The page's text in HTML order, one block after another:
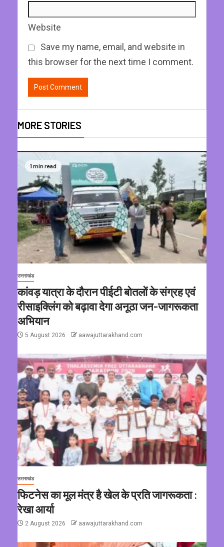
Website
Save my name, email, and website in
this browser for the next time I comment.
MORE STORIES
1 min read
उत्तराखंड
कांवड़ यात्रा के दौरान पीईटी बोतलों के संग्रह एवं
रीसाइक्लिंग को बढ़ावा देगा अनूठा जन-जागरूकता
अभियान
5 August 2026 aawajuttarakhand.com
उत्तराखंड
फिटनेस का मूल मंत्र है खेल के प्रति जागरूकता :
रेखा आर्या
2 August 2026 aawajuttarakhand.com